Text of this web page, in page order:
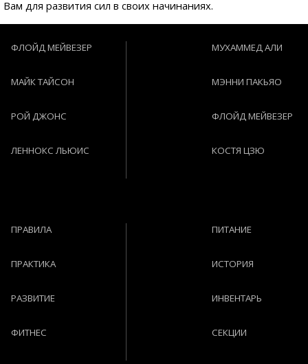
Вам для развития сил в своих начинаниях.
ФЛОЙД МЕЙВЕЗЕР
МАЙК ТАЙСОН
РОЙ ДЖОНС
ЛЕННОКС ЛЬЮИС
МУХАММЕД АЛИ
МЭННИ ПАКЬЯО
ФЛОЙД МЕЙВЕЗЕР
КОСТЯ ЦЗЮ
ПРАВИЛА
ПРАКТИКА
РАЗВИТИЕ
ФИТНЕС
ПИТАНИЕ
ИСТОРИЯ
ИНВЕНТАРЬ
СЕКЦИИ